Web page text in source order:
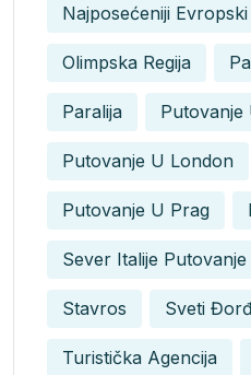
Najposećeniji
Olimpska Regija
Paralija
Putovanje U London
Putovanje U Prag
Sever Italije Putovanje
Stavros Sveti
Turistička Agencija